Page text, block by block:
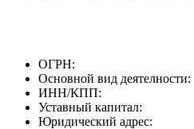
ОГРН:
Основной вид деятелности:
ИНН/КПП:
Уставный капитал:
Юридический адрес: